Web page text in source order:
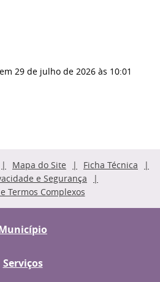
29 de julho de 2026 às 10:01
Mapa do Site
Ficha Técnica
e Segurança
Termos Complexos
Serviços